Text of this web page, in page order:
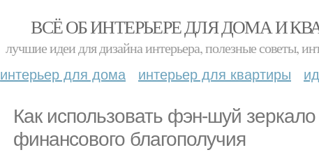
ВСЁ ОБ ИНТЕРЬЕРЕ ДЛЯ ДОМА И
лучшие идеи для дизайна интерьера, полезные советы,
интерьер для дома интерьер для квартиры
Как использовать фэн-шуй
финансового благополучия